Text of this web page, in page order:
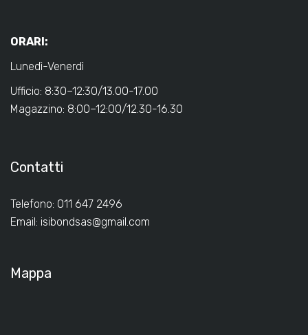
ORARI:
Lunedì-Venerdì
Ufficio: 8:30–12:30/13.00-17.00
Magazzino: 8:00–12:00/12.30-16.30
Contatti
Telefono: 011 647 2496
Email: isibondsas@gmail.com
Mappa